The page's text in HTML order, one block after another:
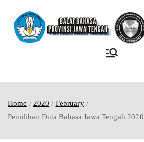
Home 2020
February
Pemilihan Duta Bahasa Jawa Tengah 2020